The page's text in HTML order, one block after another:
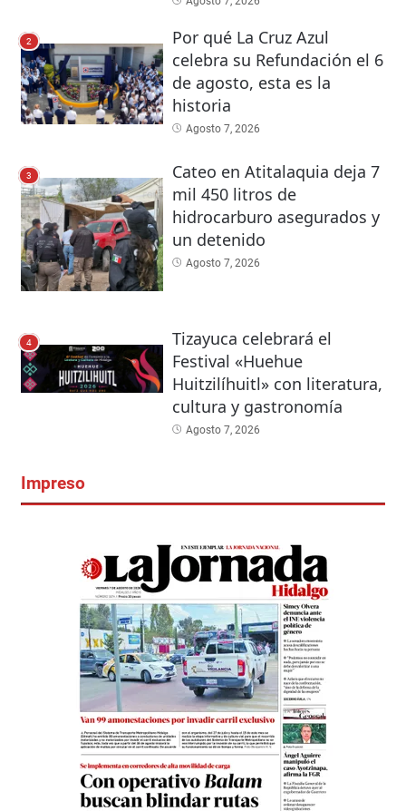
2
Por qué La Cruz Azul
celebra su Refundación el 6
de agosto, esta es la
historia
Agosto 7, 2026
3
Cateo en Atitalaquia deja 7
mil 450 litros de
hidrocarburo asegurados y
un detenido
Agosto 7, 2026
4
Tizayuca celebrará el
Festival «Huehue
Huitzilíhuitl» con literatura,
cultura y gastronomía
Agosto 7, 2026
Impreso